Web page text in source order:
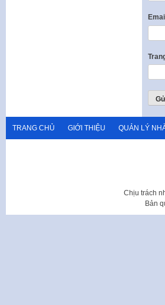
TRANG CHỦ GIỚI THIỆU QUẢN LÝ
Chịu trách
Bản